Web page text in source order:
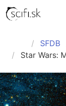
SFDB
Star Wars: